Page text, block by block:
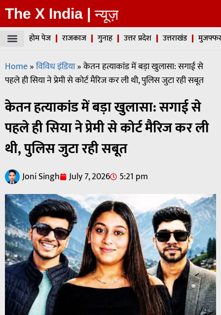
The X India | न्यूज़
होम पेज राजकाज गुनाह उत्तर प्रदेश उत्तराखंड
Home»विविध इंडिया»केतन हत्याकांड में बड़ा खुलासा: सगाई से
पहले ही सिया ने प्रेमी से कोर्ट मैरिज कर ली थी, पुलिस जुटा रही सबूत
केतन हत्याकांड में बड़ा खुलासा: सगाई से
पहले ही सिया ने प्रेमी से कोर्ट मैरिज कर ली
थी, पुलिस जुटा रही सबूत
Joni Singh July 7, 2026 5:21 pm